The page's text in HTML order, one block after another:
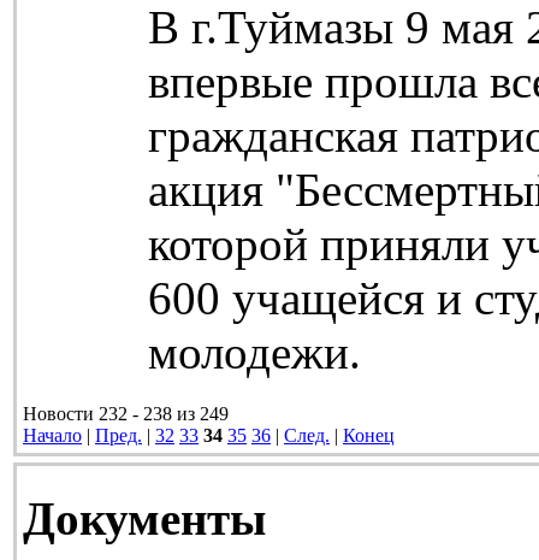
В г.Туймазы 9 мая
впервые прошла
гражданская
акция
которой приняли
600 учащейся и
молодежи.
Новости 232 - 238 из 249
Начало | Пред. | 32 33 34 35 36 | След. | Конец
Документы